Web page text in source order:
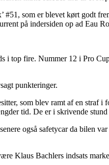
som er blevet kørt godt
på indersiden op ad Eau
i top fire. Nummer 12 i Pro
punkteringer.
som blev ramt af en straf
tid. De er i skrivende
også safetycar da bilen
Klaus Bachlers indsats